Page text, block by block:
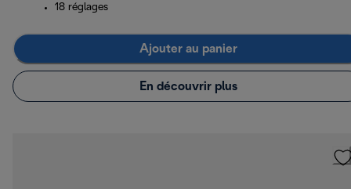
18 réglages
Ajouter au panier
En découvrir plus